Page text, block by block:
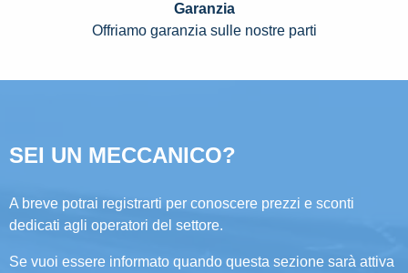
Garanzia
Offriamo garanzia sulle nostre parti
SEI UN MECCANICO?
A breve potrai registrarti per conoscere prezzi e sconti
dedicati agli operatori del settore.
Se vuoi essere informato quando questa sezione sarà attiva